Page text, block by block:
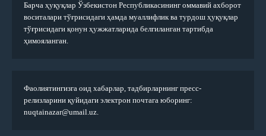
Барча ҳуқуқлар Ўзбекистон Республикасининг оммавий ахборот
воситалари тўғрисидаги ҳамда муаллифлик ва турдош ҳуқуқлар
тўғрисидаги қонун ҳужжатларида белгиланган тартибда
ҳимояланган.
Фаолиятингизга оид хабарлар, тадбирларнинг пресс-
релизларини қуйидаги электрон почтага юборинг:
nuqtainazar@umail.uz.